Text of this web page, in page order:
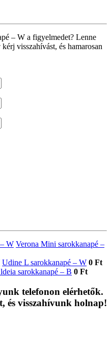
– W a figyelmedet? Lenne
visszahívást, és hamarosan
Verona Mini sarokkanapé –
Udine L sarokkanapé – W 0 Ft
sarokkanapé – B 0 Ft
telefonon elérhetők.
és visszahívunk holnap!